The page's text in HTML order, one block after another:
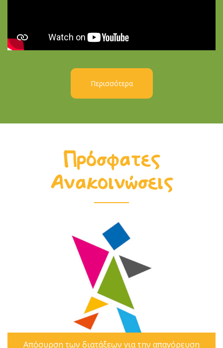
Περισσότερα
Πρόσφατες
Ανακοινώσεις
Απόσυρση των διατάξεων για την απαγόρευση